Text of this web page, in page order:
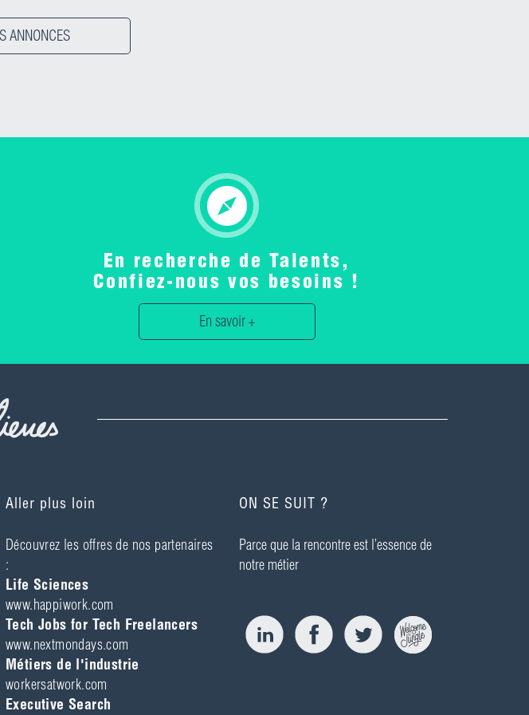
ANNONCES
En recherche de Talents,
Confiez-nous vos besoins !
En savoir +
Aller plus loin
Découvrez les offres de nos partenaires
:
Life Sciences
www.happiwork.com
Tech Jobs for Tech Freelancers
www.nextmondays.com
Métiers de l'industrie
workersatwork.com
Executive Search
ON SE SUIT ?
Parce que la rencontre est l’essence de
notre métier